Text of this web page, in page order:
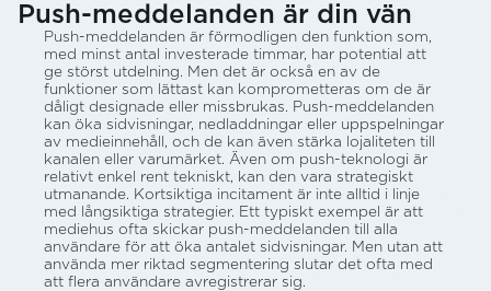
Push-meddelanden är din vän
Push-meddelanden är förmodligen den funktion som,
med minst antal investerade timmar, har potential att
ge störst utdelning. Men det är också en av de
funktioner som lättast kan komprometteras om de är
dåligt designade eller missbrukas. Push-meddelanden
kan öka sidvisningar, nedladdningar eller uppspelningar
av medieinnehåll, och de kan även stärka lojaliteten till
kanalen eller varumärket. Även om push-teknologi är
relativt enkel rent tekniskt, kan den vara strategiskt
utmanande. Kortsiktiga incitament är inte alltid i linje
med långsiktiga strategier. Ett typiskt exempel är att
mediehus ofta skickar push-meddelanden till alla
användare för att öka antalet sidvisningar. Men utan att
använda mer riktad segmentering slutar det ofta med
att flera användare avregistrerar sig.